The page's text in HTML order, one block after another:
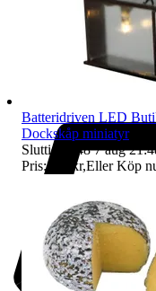
Batteridriven LED
Dockskåp miniatyr
Sluttid
21:48 7 aug
Pris:195 kr,Eller Köp